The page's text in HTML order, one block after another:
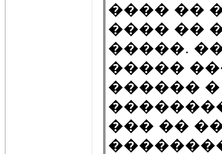
���� ��
���� ��
�����.
�����
������
��� ��